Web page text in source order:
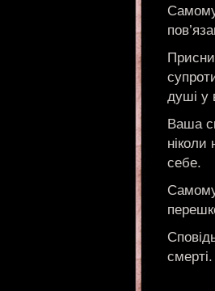
душі у
Ваша
себе.
смерті.